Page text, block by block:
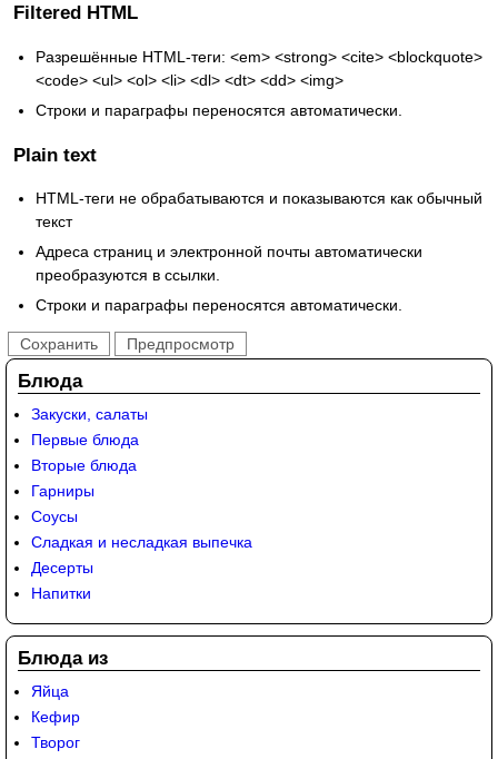
Filtered HTML
Разрешённые HTML-теги: <em> <strong> <cite> <blockquote>
<code> <ul> <ol> <li> <dl> <dt> <dd> <img>
Строки и параграфы переносятся автоматически.
Plain text
HTML-теги не обрабатываются и показываются как обычный
текст
Адреса страниц и электронной почты автоматически
преобразуются в ссылки.
Строки и параграфы переносятся автоматически.
Блюда
Закуски, салаты
Первые блюда
Вторые блюда
Гарниры
Соусы
Сладкая и несладкая выпечка
Десерты
Напитки
Блюда из
Яйца
Кефир
Творог